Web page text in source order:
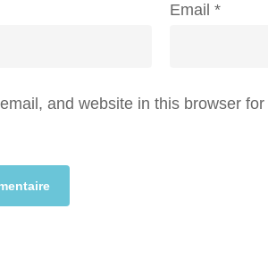
Email *
and website in this browser